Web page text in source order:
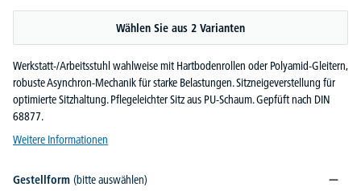
Wählen Sie aus 2 Varianten
Werkstatt-/Arbeitsstuhl wahlweise mit Hartbodenrollen oder Polyamid-Gleitern,
robuste Asynchron-Mechanik für starke Belastungen. Sitzneigeverstellung für
optimierte Sitzhaltung. Pflegeleichter Sitz aus PU-Schaum. Gepfüft nach DIN
68877.
Weitere Informationen
Gestellform (bitte auswählen)